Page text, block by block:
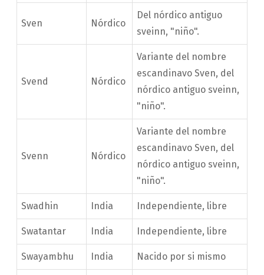
Sven Nórdico
Del nórdico antiguo
sveinn, "niño".
Svend Nórdico
Variante del nombre
escandinavo Sven, del
nórdico antiguo sveinn,
"niño".
Svenn Nórdico
Variante del nombre
escandinavo Sven, del
nórdico antiguo sveinn,
"niño".
Swadhin India Independiente, libre
Swatantar India Independiente, libre
Swayambhu India Nacido por si mismo